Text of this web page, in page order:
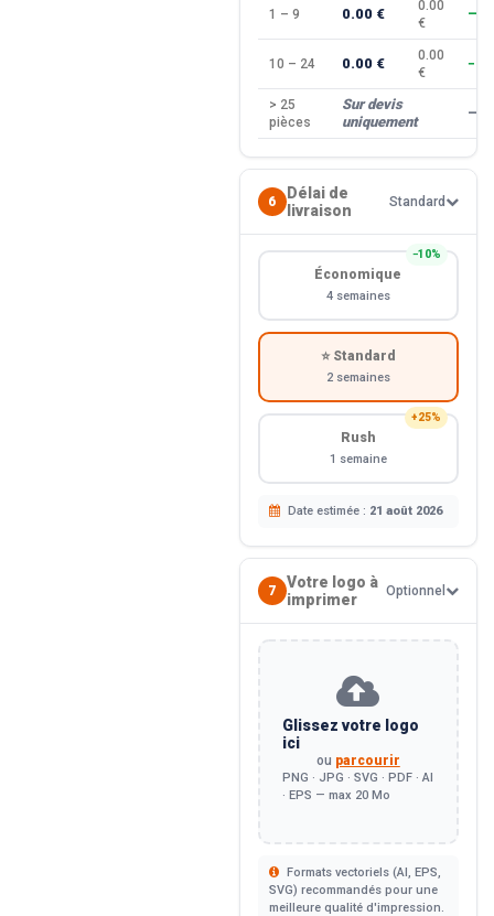
1 – 9 0.00 €
0.00
€
—
10 – 24 0.00 €
0.00
€
> 25
pièces
Sur devis
uniquement
—
6
Délai de
livraison
Standard
−10%
Économique
4 semaines
⭐ Standard
2 semaines
+25%
Rush
1 semaine
Date estimée : 21 août 2026
7
Votre logo à
imprimer
Optionnel
Glissez votre logo
ici
ou parcourir
PNG · JPG · SVG · PDF · AI
· EPS — max 20 Mo
Formats vectoriels (AI, EPS,
SVG) recommandés pour une
meilleure qualité d'impression.